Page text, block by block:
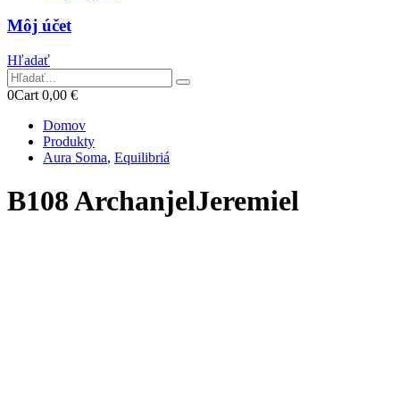
Môj účet
Hľadať
0Cart 0,00 €
Domov
Produkty
Aura Soma, Equilibriá
B108 ArchanjelJeremiel